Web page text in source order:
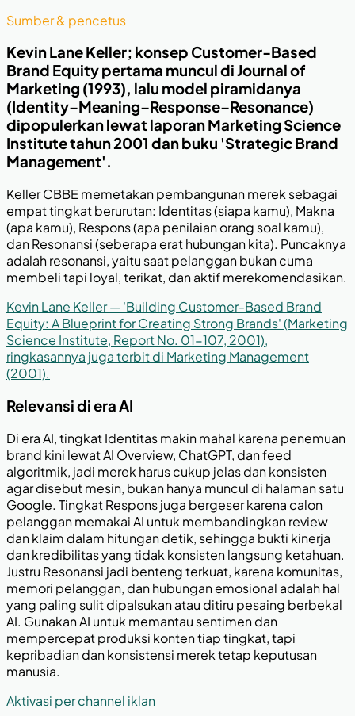
Sumber & pencetus
Kevin Lane Keller; konsep Customer-Based
Brand Equity pertama muncul di Journal of
Marketing (1993), lalu model piramidanya
(Identity–Meaning–Response–Resonance)
dipopulerkan lewat laporan Marketing Science
Institute tahun 2001 dan buku 'Strategic Brand
Management'.
Keller CBBE memetakan pembangunan merek sebagai
empat tingkat berurutan: Identitas (siapa kamu), Makna
(apa kamu), Respons (apa penilaian orang soal kamu),
dan Resonansi (seberapa erat hubungan kita). Puncaknya
adalah resonansi, yaitu saat pelanggan bukan cuma
membeli tapi loyal, terikat, dan aktif merekomendasikan.
Kevin Lane Keller — 'Building Customer-Based Brand
Equity: A Blueprint for Creating Strong Brands' (Marketing
Science Institute, Report No. 01-107, 2001),
ringkasannya juga terbit di Marketing Management
(2001).
Relevansi di era AI
Di era AI, tingkat Identitas makin mahal karena penemuan
brand kini lewat AI Overview, ChatGPT, dan feed
algoritmik, jadi merek harus cukup jelas dan konsisten
agar disebut mesin, bukan hanya muncul di halaman satu
Google. Tingkat Respons juga bergeser karena calon
pelanggan memakai AI untuk membandingkan review
dan klaim dalam hitungan detik, sehingga bukti kinerja
dan kredibilitas yang tidak konsisten langsung ketahuan.
Justru Resonansi jadi benteng terkuat, karena komunitas,
memori pelanggan, dan hubungan emosional adalah hal
yang paling sulit dipalsukan atau ditiru pesaing berbekal
AI. Gunakan AI untuk memantau sentimen dan
mempercepat produksi konten tiap tingkat, tapi
kepribadian dan konsistensi merek tetap keputusan
manusia.
Aktivasi per channel iklan